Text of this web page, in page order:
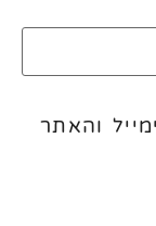
והאתר